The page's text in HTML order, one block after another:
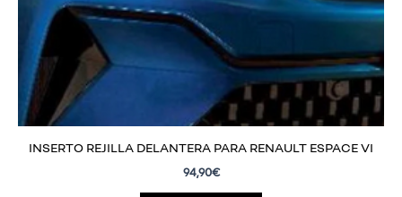
INSERTO REJILLA DELANTERA PARA RENAULT ESPACE VI
94,90€